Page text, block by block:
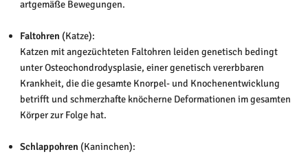
artgemäße Bewegungen.
Faltohren (Katze):
Katzen mit angezüchteten Faltohren leiden genetisch bedingt
unter Osteochondrodysplasie, einer genetisch vererbbaren
Krankheit, die die gesamte Knorpel- und Knochenentwicklung
betrifft und schmerzhafte knöcherne Deformationen im gesamten
Körper zur Folge hat.
Schlappohren (Kaninchen):